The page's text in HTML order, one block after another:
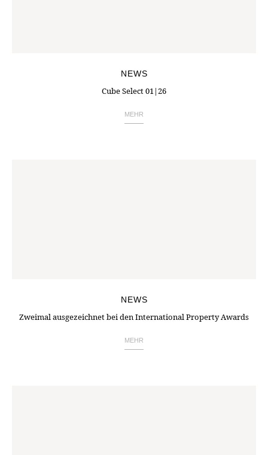
NEWS
Cube Select 01|26
MEHR
NEWS
Zweimal ausgezeichnet bei den International Property Awards
MEHR